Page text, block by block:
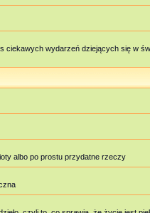
ciekawych wydarzeń dziejących się w
albo po prostu przydatne rzeczy